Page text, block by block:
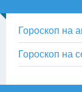
Гороскоп на
Гороскоп на